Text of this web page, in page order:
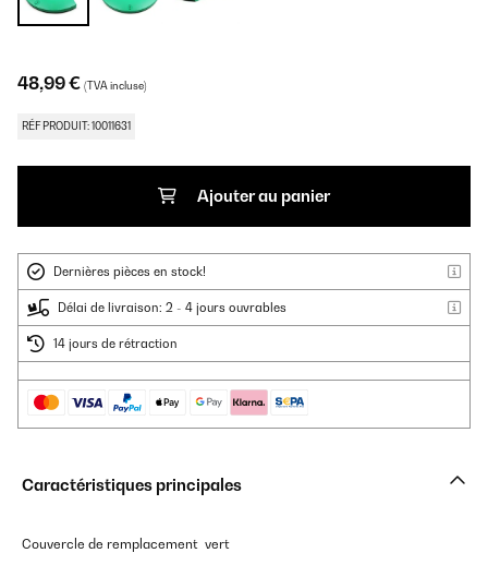
48,99 € (TVA incluse)
RÉF PRODUIT: 10011631
Ajouter au panier
Dernières pièces en stock!
Délai de livraison: 2 - 4 jours ouvrables
14 jours de rétraction
Caractéristiques principales
Couvercle de remplacement vert